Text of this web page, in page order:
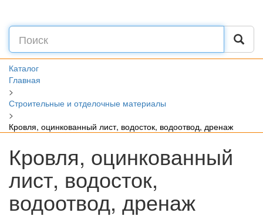
Каталог
Главная
>
Строительные и отделочные материалы
>
Кровля, оцинкованный лист, водосток, водоотвод, дренаж
Кровля, оцинкованный
лист, водосток,
водоотвод, дренаж